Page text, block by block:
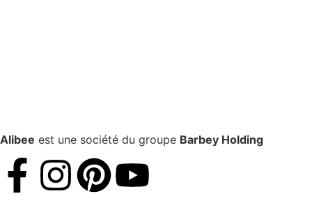
Alibee est une société du groupe Barbey Holding